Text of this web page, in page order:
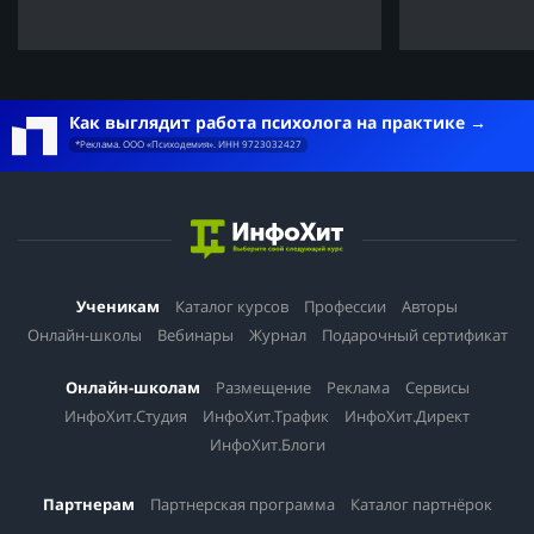
Как выглядит работа психолога на практике
*Реклама. ООО «Психодемия». ИНН 9723032427
Ученикам Каталог курсов Профессии
Авторы
Онлайн-школы
Вебинары Журнал Подарочный сертификат
Онлайн-школам Размещение Реклама
Сервисы
ИнфоХит.Студия
ИнфоХит.Трафик
ИнфоХит.Директ
ИнфоХит.Блоги
Партнерам Партнерская программа Каталог партнёрок